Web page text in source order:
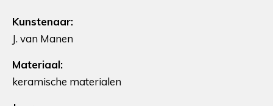
Kunstenaar:
J. van Manen
Materiaal:
keramische materialen